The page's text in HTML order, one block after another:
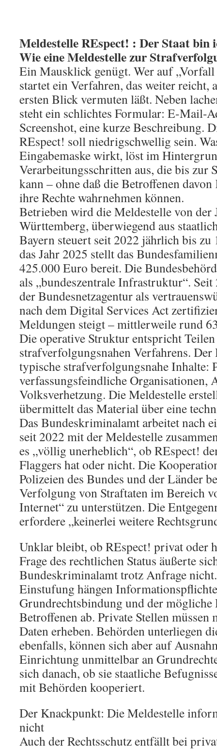
Meldestelle REspect! : Der Staat bin
Wie eine Meldestelle zur
Ein Mausklick genügt. Wer auf
startet ein Verfahren, das weiter reicht,
ersten Blick vermuten läßt. Neben
steht ein schlichtes Formular: E-Mail-
Screenshot, eine kurze Beschreibung.
REspect! soll niedrigschwellig sein.
Eingabemaske wirkt, löst im
Verarbeitungsschritten aus, die bis zur
kann – ohne daß die Betroffenen
ihre Rechte wahrnehmen können.
Betrieben wird die Meldestelle von der
Württemberg, überwiegend aus
Bayern steuert seit 2022 jährlich bis
das Jahr 2025 stellt das
425.000 Euro bereit. Die
als „bundeszentrale Infrastruktur“.
der Bundesnetzagentur als
nach dem Digital Services Act
Meldungen steigt – mittlerweile rund
Die operative Struktur entspricht Teilen
strafverfolgungsnahen Verfahrens.
typische strafverfolgungsnahe Inhalte:
verfassungsfeindliche Organisationen,
Volksverhetzung. Die Meldestelle
übermittelt das Material über eine
Das Bundeskriminalamt arbeitet nach
seit 2022 mit der Meldestelle
es „völlig unerheblich“, ob REspect!
Flaggers hat oder nicht. Die
Polizeien des Bundes und der Länder
Verfolgung von Straftaten im Bereich
Internet“ zu unterstützen. Die
erfordere „keinerlei weitere
Unklar bleibt, ob REspect! privat oder
Frage des rechtlichen Status äußerte
Bundeskriminalamt trotz Anfrage
Einstufung hängen
Grundrechtsbindung und der mögliche
Betroffenen ab. Private Stellen müssen
Daten erheben. Behörden unterliegen
ebenfalls, können sich aber auf
Einrichtung unmittelbar an
sich danach, ob sie staatliche
mit Behörden kooperiert.
Der Knackpunkt: Die Meldestelle
nicht
Auch der Rechtsschutz entfällt bei